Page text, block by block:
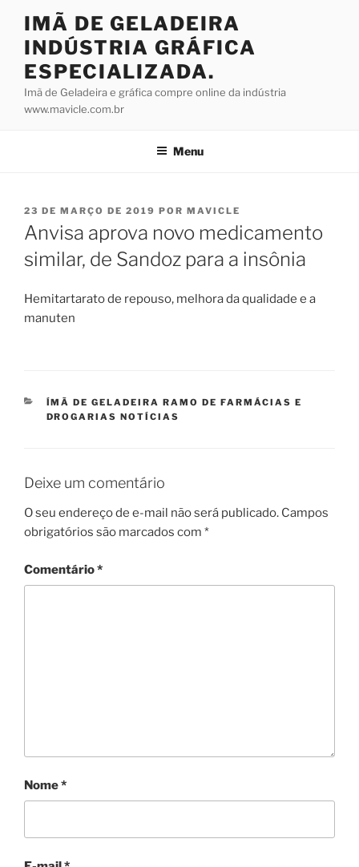
conteúdo
IMÃ DE GELADEIRA
INDÚSTRIA GRÁFICA
ESPECIALIZADA.
Imã de Geladeira e gráfica compre online da indústria
www.mavicle.com.br
Menu
PUBLICADO
EM
23 DE MARÇO DE 2019 POR MAVICLE
Anvisa aprova novo medicamento
similar, de Sandoz para a insônia
Hemitartarato de repouso, melhora da qualidade e a
manuten
CATEGORIAS
ÍMÃ DE GELADEIRA RAMO DE FARMÁCIAS E
DROGARIAS NOTÍCIAS
Deixe um comentário
O seu endereço de e-mail não será publicado. Campos
obrigatórios são marcados com *
Comentário*
Nome*